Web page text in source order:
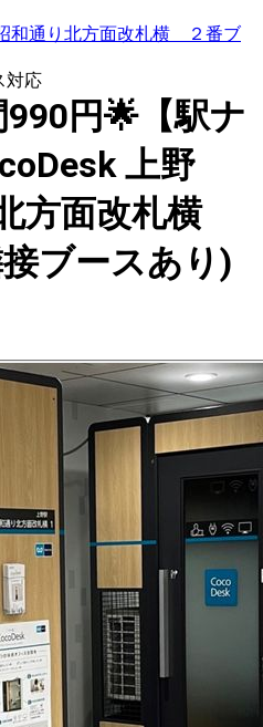
和通り北方面改札横 ２番ブ
対応
円🌟【駅ナ
上野
方面改札横
ブースあり)